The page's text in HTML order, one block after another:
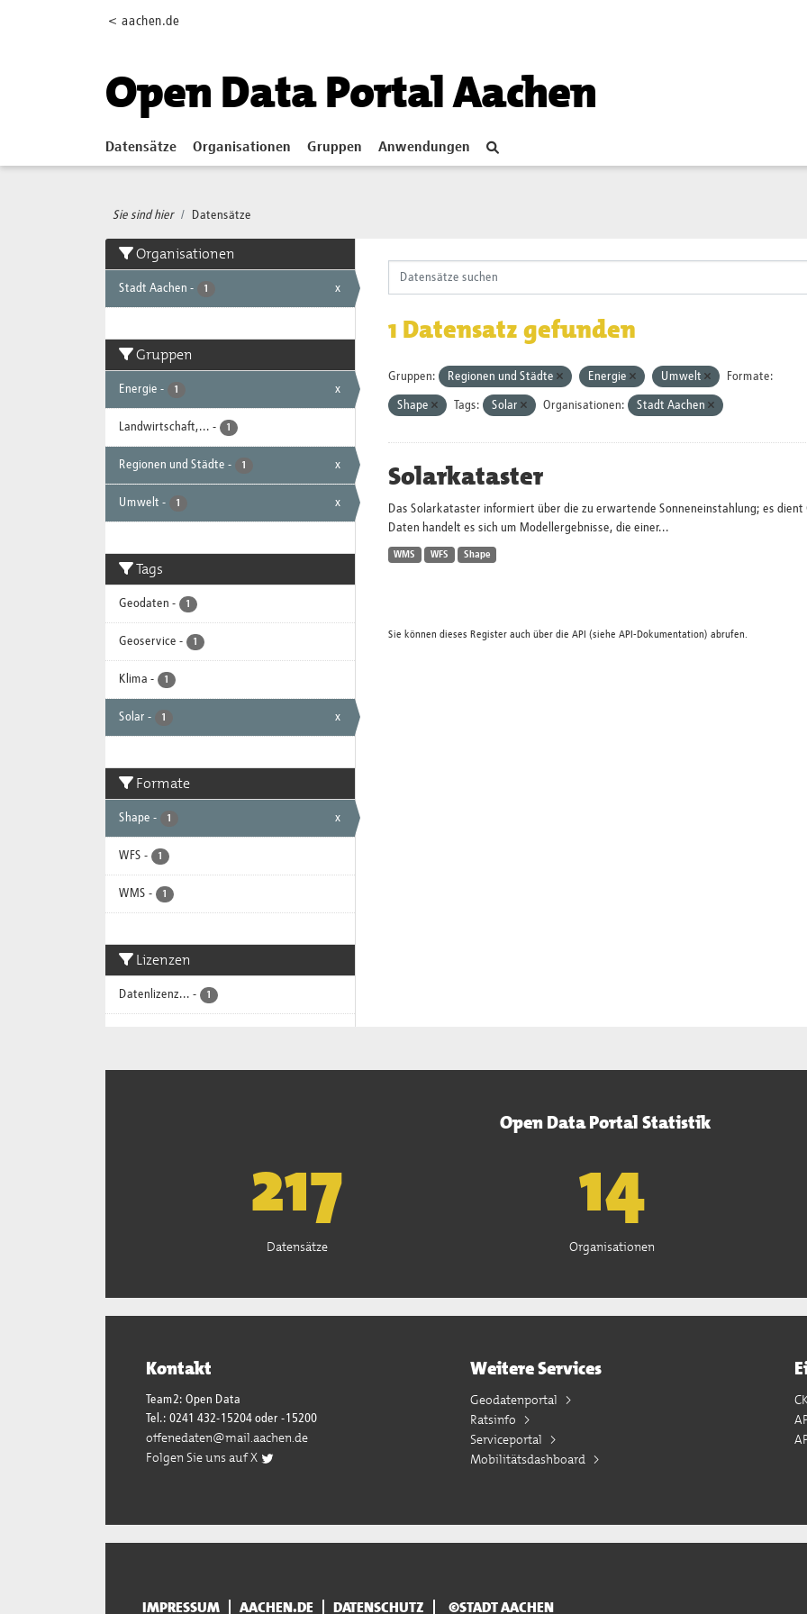
< aachen.de
Open Data Portal Aachen
Datensätze Organisationen Gruppen Anwendungen
Sie sind hier Datensätze
Organisationen
Stadt Aachen - 1 x
Gruppen
Energie - 1 x
Landwirtschaft,... - 1
Regionen und Städte - 1 x
Umwelt - 1 x
Tags
Geodaten - 1
Geoservice - 1
Klima - 1
Solar - 1 x
Formate
Shape - 1 x
WFS - 1
WMS - 1
Lizenzen
Datenlizenz... - 1
1 Datensatz gefunden
Gruppen: Regionen und Städte Energie Umwelt Formate:
Shape Tags: Solar Organisationen: Stadt Aachen
Solarkataster
Das Solarkataster informiert über die zu erwartende Sonneneinstahlung; es
Daten handelt es sich um Modellergebnisse, die einer...
WMS WFS Shape
Sie können dieses Register auch über die API (siehe API-Dokumentation) abrufen.
Open Data Portal Statistik
221
Datensätze
15
Organisationen
Kontakt
Team2: Open Data
Tel.: 0241 432-15204 oder -15200
offenedaten@mail.aachen.de
Folgen Sie uns auf X
Weitere Services
Geodatenportal
Ratsinfo
Serviceportal
Mobilitätsdashboard
IMPRESSUM AACHEN.DE DATENSCHUTZ ©STADT AACHEN